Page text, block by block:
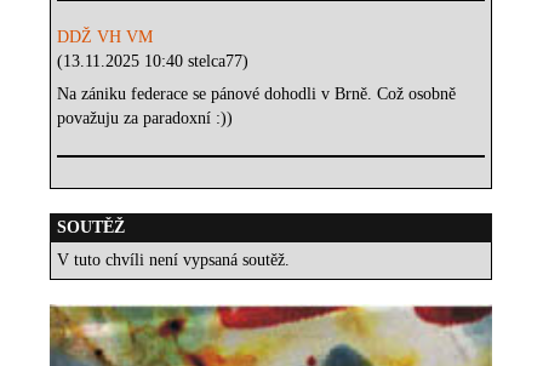
DDŽ VH VM
(13.11.2025 10:40 stelca77)
Na zániku federace se pánové dohodli v Brně. Což osobně
považuju za paradoxní :))
SOUTĚŽ
V tuto chvíli není vypsaná soutěž.